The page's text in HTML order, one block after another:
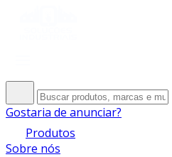
Gostaria de anunciar?
Produtos
Sobre nós